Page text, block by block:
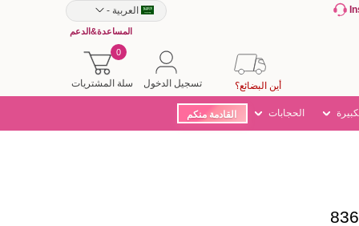
العربية -
المساعدة&الدعم
سلة المشتريات
0
تسجيل الدخول أين البضائع؟
الحجابات القادمة منكم